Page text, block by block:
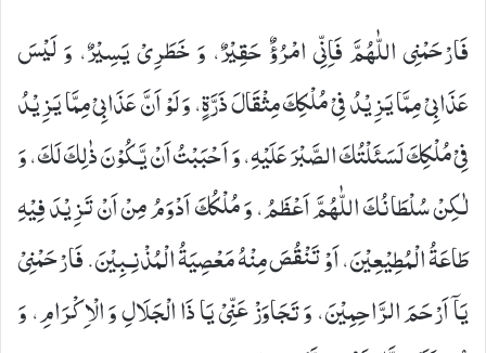
فَارْحَمْنِی- اللّٰهُمَّ- فَاِنِّی امْرُؤٌ حَقِیْرٌ، وَ خَطَرِیْ یَسِیْرٌ، وَ لَیْسَ
عَذَابِیْ مِمَّا یَزِیْدُ فِیْ مُلْكِكَ مِثْقَالَ ذَرَّةٍ، وَ لَوْ اَنَّ عَذَابِیْ مِمَّا یَزِیْدُ
فِیْ مُلْكِكَ لَسَئَلْتُكَ الصَّبْرَ عَلَیْهِ، وَ اَحْبَبْتُ اَنْ یَّكُوْنَ ذٰلِكَ لَكَ، وَ
لٰكِنْ سُلْطَانُكَ- اللّٰهُمَّ- اَعْظَمُ، وَ مُلْكُكَ اَدْوَمُ مِنْ اَنْ تَزِیْدَ فِیْهِ
طَاعَةُ الْمُطِیْعِیْنَ، اَوْ تَنْقُصَ مِنْهُ مَعْصِیَةُ الْمُذْنِـبِیْنَ. فَارْحَمْنِیْ
یَاۤ اَرْحَمَ الرَّاحِمِیْنَ، وَ تَجَاوَزْ عَنِّیْ یَا ذَا الْجَلَالِ وَ الْاِكْرَامِ، وَ